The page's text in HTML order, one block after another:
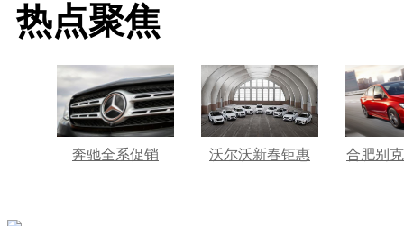
热点聚焦
奔驰全系促销 沃尔沃新春钜惠 合肥别